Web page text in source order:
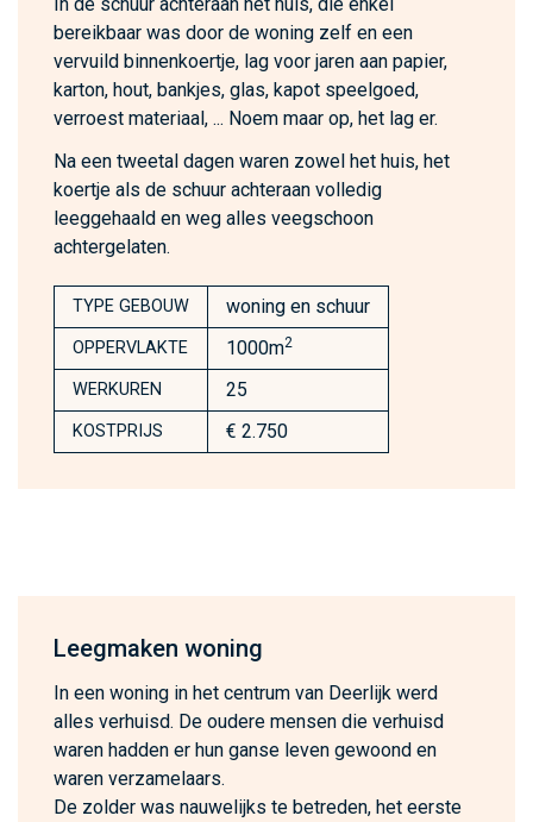
bereikbaar was door de woning zelf en een
vervuild binnenkoertje, lag voor jaren aan papier,
karton, hout, bankjes, glas, kapot speelgoed,
verroest materiaal, ... Noem maar op, het lag er.
Na een tweetal dagen waren zowel het huis, het
koertje als de schuur achteraan volledig
leeggehaald en weg alles veegschoon
achtergelaten.
TYPE GEBOUW woning en schuur
OPPERVLAKTE 1000m2
WERKUREN 25
KOSTPRIJS € 2.750
Leegmaken woning
In een woning in het centrum van Deerlijk werd
alles verhuisd. De oudere mensen die verhuisd
waren hadden er hun ganse leven gewoond en
waren verzamelaars.
De zolder was nauwelijks te betreden, het eerste